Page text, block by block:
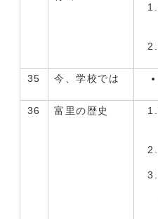
35 今、学校では
36 富里の歴史